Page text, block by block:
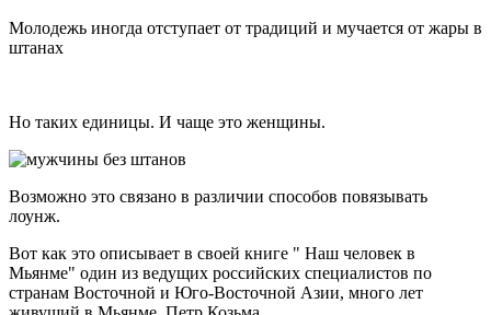
Молодежь иногда отступает от традиций и мучается от жары в
штанах
Но таких единицы. И чаще это женщины.
Возможно это связано в различии способов повязывать
лоунж.
Вот как это описывает в своей книге " Наш человек в
Мьянме" один из ведущих российских специалистов по
странам Восточной и Юго-Восточной Азии, много лет